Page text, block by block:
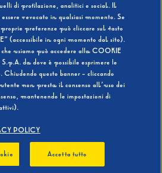
di profilazione, analitici e social. Il
revocato in qualsiasi momento. Se
preferenze può cliccare sul tasto
(accessibile in ogni momento dal sito).
usiamo può accedere alla COOKIE
da dove è possibile esprimere le
Chiudendo questo banner - cliccando
non presta il consenso all’uso dei
mantenendo le impostazioni di
POLICY
Accetta tutto